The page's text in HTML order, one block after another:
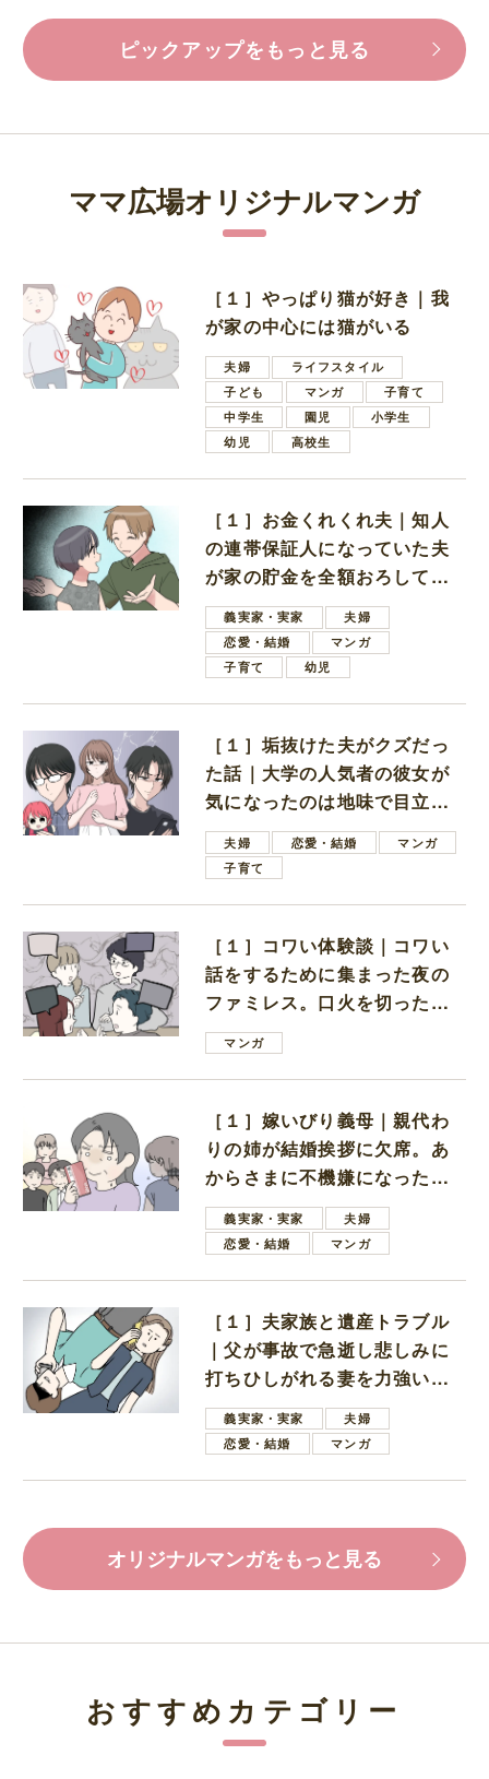
ピックアップをもっと見る
ママ広場オリジナルマンガ
［１］やっぱり猫が好き｜我
が家の中心には猫がいる
夫婦
ライフスタイル
子ども
マンガ
子育て
中学生
園児
小学生
幼児
高校生
［１］お金くれくれ夫｜知人
の連帯保証人になっていた夫
が家の貯金を全額おろしてほ
しいと言ってきた
義実家・実家
夫婦
恋愛・結婚
マンガ
子育て
幼児
［１］垢抜けた夫がクズだっ
た話｜大学の人気者の彼女が
気になったのは地味で目立た
ない男子学生
夫婦 恋愛・結婚
マンガ
子育て
［１］コワい体験談｜コワい
話をするために集まった夜の
ファミレス。口火を切ったの
は電車好きの男の子ママ
マンガ
［１］嫁いびり義母｜親代わ
りの姉が結婚挨拶に欠席。あ
からさまに不機嫌になった義
母義実家・実家
夫婦
恋愛・結婚
マンガ
［１］夫家族と遺産トラブル
｜父が事故で急逝し悲しみに
打ちひしがれる妻を力強い言
葉で励ます夫
義実家・実家
夫婦
恋愛・結婚
マンガ
オリジナルマンガをもっと見る
おすすめカテゴリー